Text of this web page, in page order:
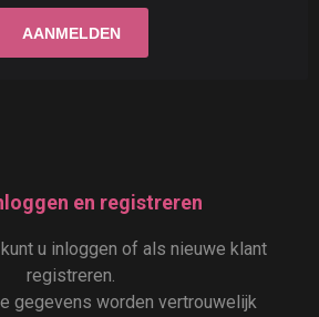
en registreren
u inloggen of als nieuwe klant
registreren.
gegevens worden vertrouwelijk